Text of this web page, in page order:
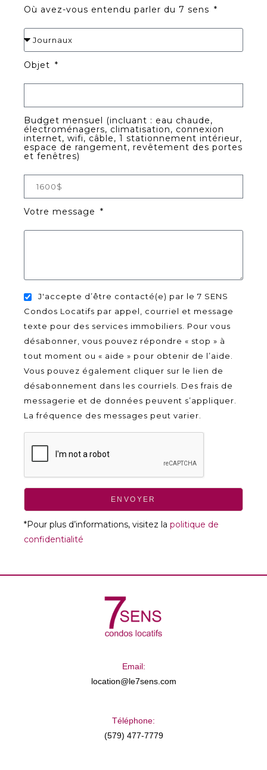
Où avez-vous entendu parler du 7 sens
Objet
Budget mensuel (incluant : eau chaude,
électroménagers, climatisation, connexion
internet, wifi, câble, 1 stationnement intérieur,
espace de rangement, revêtement des portes
et fenêtres)
Votre message
J'accepte d’être contacté(e) par le 7 SENS
Condos Locatifs par appel, courriel et message
texte pour des services immobiliers. Pour vous
désabonner, vous pouvez répondre « stop » à
tout moment ou « aide » pour obtenir de l’aide.
Vous pouvez également cliquer sur le lien de
désabonnement dans les courriels. Des frais de
messagerie et de données peuvent s’appliquer.
La fréquence des messages peut varier.
ENVOYER
*Pour plus d’informations, visitez la politique de
confidentialité
Email:
location@le7sens.com
Téléphone:
(579) 477-7779